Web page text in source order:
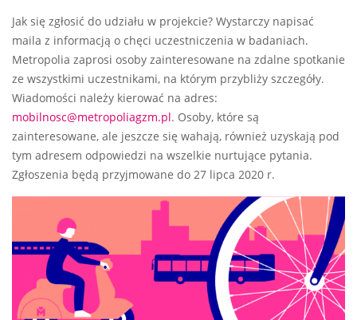
Jak się zgłosić do udziału w projekcie? Wystarczy napisać
maila z informacją o chęci uczestniczenia w badaniach.
Metropolia zaprosi osoby zainteresowane na zdalne spotkanie
ze wszystkimi uczestnikami, na którym przybliży szczegóły.
Wiadomości należy kierować na adres:
mobilnosc@metropoliagzm.pl. Osoby, które są
zainteresowane, ale jeszcze się wahają, również uzyskają pod
tym adresem odpowiedzi na wszelkie nurtujące pytania.
Zgłoszenia będą przyjmowane do 27 lipca 2020 r.